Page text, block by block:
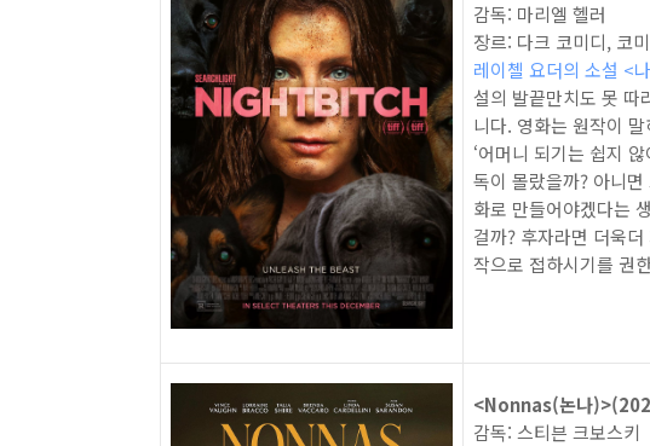
감독: 마리엘 헬러
장르: 다크 코미디, 코
레이첼 요더의 소설 <
설의 발끝만치도 못
니다. 영화는 원작이
‘어머니 되기는 쉽지
독이 몰랐을까? 아니
화로 만들어야겠다는
걸까? 후자라면 더욱
작으로 접하시기를 권
<Nonnas(논나
감독: 스티븐 크보스키